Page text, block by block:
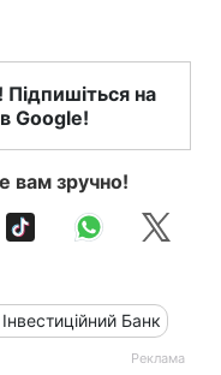
Підпишіться на
Google!
вам зручно!
Банк